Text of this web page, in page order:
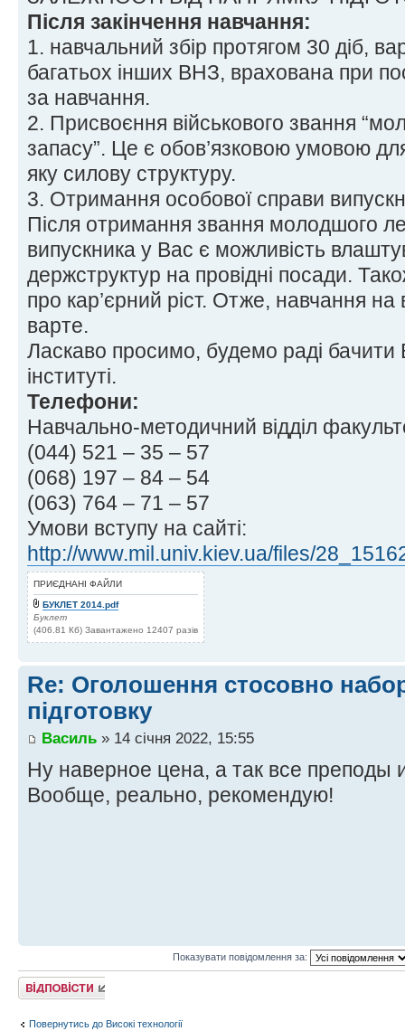
Після закінчення навчання:
1. навчальний збір протягом 30 діб,
багатьох інших ВНЗ, врахована при
за навчання.
2. Присвоєння військового звання
запасу”. Це є обов’язковою умовою
яку силову структуру.
3. Отримання особової справи
Після отримання звання молодшого
випускника у Вас є можливість
держструктур на провідні посади.
про кар’єрний ріст. Отже, навчання на
варте.
Ласкаво просимо, будемо раді
інституті.
Телефони:
Навчально-методичний відділ
(044) 521 – 35 – 57
(068) 197 – 84 – 54
(063) 764 – 71 – 57
Умови вступу на сайті:
http://www.mil.univ.kiev.ua/files/
ПРИЄДНАНІ ФАЙЛИ
БУКЛЕТ 2014.pdf
Буклет
(406.81 Кб) Завантажено 12407 разів
Re: Оголошення стосовно
підготовку
Василь » 14 січня 2022, 15:55
Ну наверное цена, а так все преподы
Вообще, реально, рекомендую!
Показувати повідомлення за:
Відповісти
Повернутись до Високі технології